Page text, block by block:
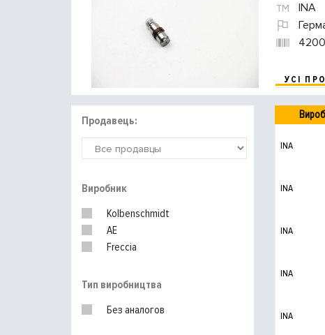
INA
УСІ
Продавець:
Виробник
Kolbenschmidt
AE
Freccia
Тип виробництва
Без аналогов
INA
INA
INA
INA
INA